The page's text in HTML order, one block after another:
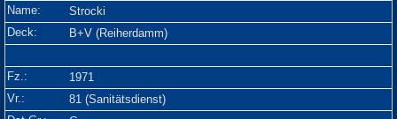
Strocki
B+V (Reiherdamm)
1971
81 (Sanitätsdienst)